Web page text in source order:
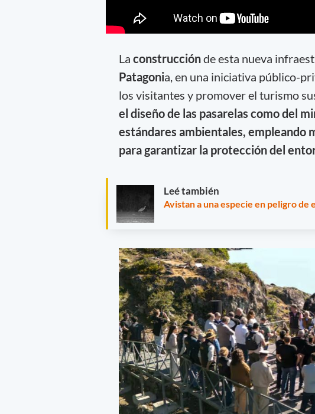
La construcciónde esta nueva
Patagonia, en una iniciativa público-
los visitantes y promover el turismo
el diseño de las pasarelas como del
estándares ambientales, empleando
para garantizar la protección del
Leé también
Avistan a una especie en peligro